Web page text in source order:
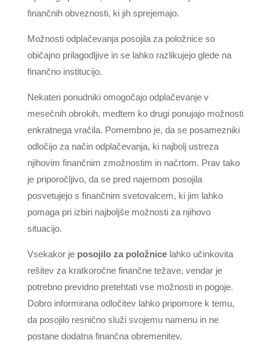
finančnih obveznosti, ki jih sprejemajo.
Možnosti odplačevanja posojila za položnice so
običajno prilagodljive in se lahko razlikujejo glede na
finančno institucijo.
Nekateri ponudniki omogočajo odplačevanje v
mesečnih obrokih, medtem ko drugi ponujajo možnosti
enkratnega vračila. Pomembno je, da se posamezniki
odločijo za način odplačevanja, ki najbolj ustreza
njihovim finančnim zmožnostim in načrtom. Prav tako
je priporočljivo, da se pred najemom posojila
posvetujejo s finančnim svetovalcem, ki jim lahko
pomaga pri izbiri najboljše možnosti za njihovo
situacijo.
Vsekakor je posojilo za položnicelahko učinkovita
rešitev za kratkoročne finančne težave, vendar je
potrebno previdno pretehtati vse možnosti in pogoje.
Dobro informirana odločitev lahko pripomore k temu,
da posojilo resnično služi svojemu namenu in ne
postane dodatna finančna obremenitev.